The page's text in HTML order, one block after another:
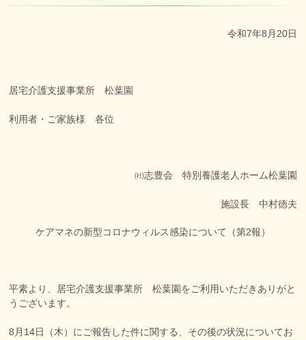
令和7年8月20日
居宅介護支援事業所 松葉園
利用者・ご家族様 各位
㈳志豊会 特別養護老人ホーム松葉園
施設長 中村徳夫
ケアマネの新型コロナウィルス感染について（第2報）
平素より、居宅介護支援事業所 松葉園をご利用いただきありがと
うございます。
8月14日（木）にご報告した件に関する、その後の状況についてお